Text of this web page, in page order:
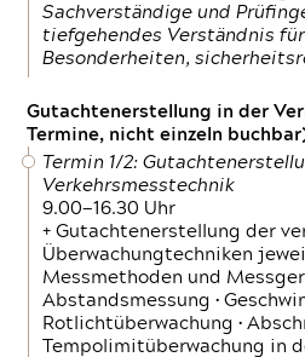
Sachverständige und
tiefgehendes Verständnis
Besonderheiten,
Gutachtenerstellung in der
Termine, nicht einzeln
Termin 1/2:
Verkehrsmesstechnik
9.00—16.30 Uhr
+ Gutachtenerstellung der
Überwachungtechniken
Messmethoden und
Abstandsmessung •
Rotlichtüberwachung •
Tempolimitüberwachung in